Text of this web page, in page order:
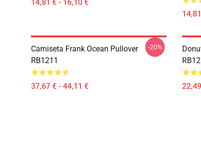
14,81 € - 16,10 €
Camiseta Frank Ocean Pullover
RB1211
37,67 € - 44,11 €
-20%